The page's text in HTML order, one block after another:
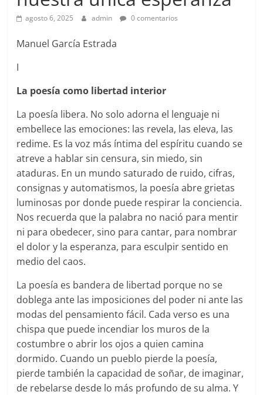
agosto 6, 2025 admin 0 comentarios
Manuel García Estrada
I
La poesía como libertad interior
La poesía libera. No solo adorna el lenguaje ni
embellece las emociones: las revela, las eleva, las
redime. Es la voz más íntima del espíritu cuando se
atreve a hablar sin censura, sin miedo, sin
ataduras. En un mundo saturado de ruido, cifras,
consignas y automatismos, la poesía abre grietas
luminosas por donde puede respirar la conciencia.
Nos recuerda que la palabra no nació para mentir
ni para obedecer, sino para cantar, para nombrar
el dolor y la esperanza, para esculpir sentido en
medio del caos.
La poesía es bandera de libertad porque no se
doblega ante las imposiciones del poder ni ante las
modas del pensamiento fácil. Cada verso es una
chispa que puede incendiar los muros de la
costumbre o abrir los ojos a quien camina
dormido. Cuando un pueblo pierde la poesía,
pierde también la capacidad de soñar, de imaginar,
de rebelarse desde lo más profundo de su alma. Y